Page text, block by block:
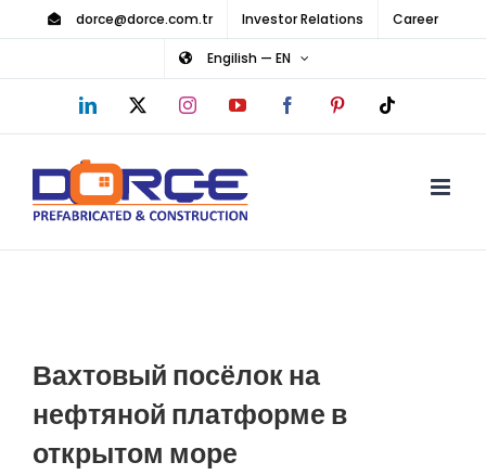
content
dorce@dorce.com.tr Investor Relations Career
Engilish — EN
LinkedIn InstagramYouTube FacebookPinterest
Вахтовый посёлок на
нефтяной платформе в
открытом море